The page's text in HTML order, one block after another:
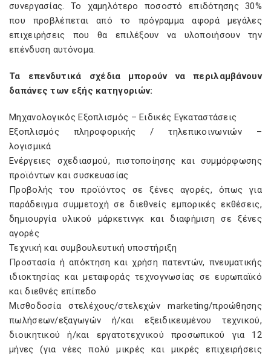
συνεργασίας. Το χαμηλότερο ποσοστό επιδότησης 30%
που προβλέπεται από το πρόγραμμα αφορά μεγάλες
επιχειρήσεις που θα επιλέξουν να υλοποιήσουν την
επένδυση αυτόνομα.
Τα επενδυτικά σχέδια μπορούν να περιλαμβάνουν
δαπάνες των εξής κατηγοριών:
Μηχανολογικός Εξοπλισμός – Ειδικές Εγκαταστάσεις
Εξοπλισμός πληροφορικής / τηλεπικοινωνιών –
λογισμικά
Ενέργειες σχεδιασμού, πιστοποίησης και συμμόρφωσης
προϊόντων και συσκευασίας
Προβολής του προϊόντος σε ξένες αγορές, όπως για
παράδειγμα συμμετοχή σε διεθνείς εμπορικές εκθέσεις,
δημιουργία υλικού μάρκετινγκ και διαφήμιση σε ξένες
αγορές
Τεχνική και συμβουλευτική υποστήριξη
Προστασία ή απόκτηση και χρήση πατεντών, πνευματικής
ιδιοκτησίας και μεταφοράς τεχνογνωσίας σε ευρωπαϊκό
και διεθνές επίπεδο
Μισθοδοσία στελέχους/στελεχών marketing/προώθησης
πωλήσεων/εξαγωγών ή/και εξειδικευμένου τεχνικού,
διοικητικού ή/και εργατοτεχνικού προσωπικού για 12
μήνες (για νέες πολύ μικρές και μικρές επιχειρήσεις